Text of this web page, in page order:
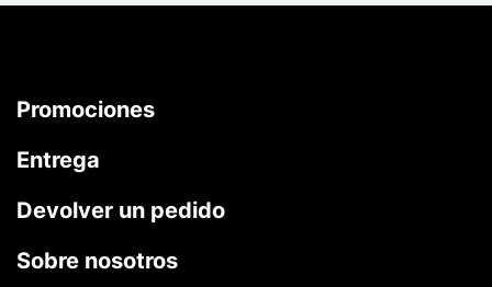
Promociones
Entrega
Devolver un pedido
Sobre nosotros